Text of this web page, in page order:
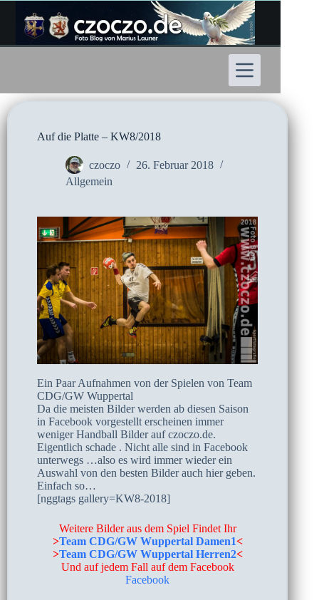
Inhalt
springen
Auf die Platte – KW8/2018
czoczo
26. Februar 2018
Allgemein
Ein Paar Aufnahmen von der Spielen von Team
CDG/GW Wuppertal
Da die meisten Bilder werden ab diesen Saison
in Facebook vorgestellt erscheinen immer
weniger Handball Bilder auf czoczo.de.
Eigentlich schade . Nicht alle sind in Facebook
unterwegs …also es wird immer wieder ein
Auswahl von den besten Bilder auch hier geben.
Einfach so…
[nggtags gallery=KW8-2018]
Weitere Bilder aus dem Spiel Findet Ihr
>Team CDG/GW Wuppertal Damen1<
>Team CDG/GW Wuppertal Herren2<
Und auf jedem Fall auf dem Facebook
Facebook